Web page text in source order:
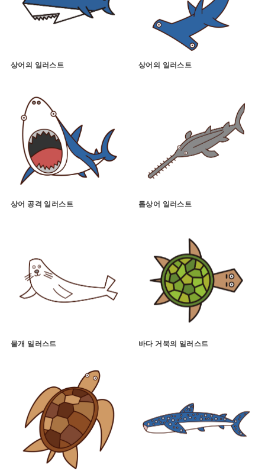
상어의 일러스트 상어의 일러스트
상어 공격 일러스트 톱상어 일러스트
물개 일러스트 바다 거북의 일러스트